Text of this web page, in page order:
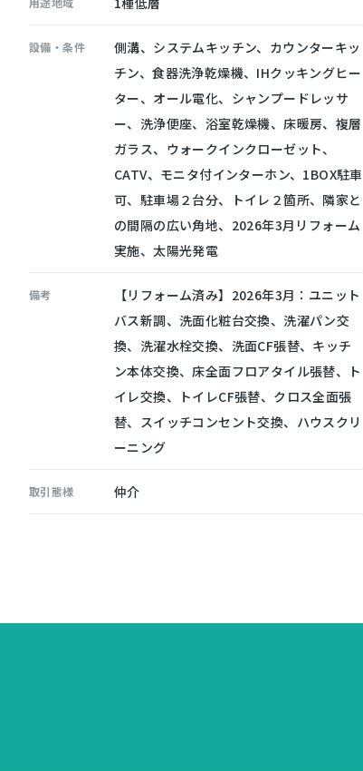
設備・条件
側溝、システムキッチン、カウンターキッ
チン、食器洗浄乾燥機、IHクッキングヒー
ター、オール電化、シャンプードレッサ
ー、洗浄便座、浴室乾燥機、床暖房、複層
ガラス、ウォークインクローゼット、
CATV、モニタ付インターホン、1BOX駐車
可、駐車場２台分、トイレ２箇所、隣家と
の間隔の広い角地、2026年3月リフォーム
実施、太陽光発電
備考
【リフォーム済み】2026年3月：ユニット
バス新調、洗面化粧台交換、洗濯パン交
換、洗濯水栓交換、洗面CF張替、キッチ
ン本体交換、床全面フロアタイル張替、ト
イレ交換、トイレCF張替、クロス全面張
替、スイッチコンセント交換、ハウスクリ
ーニング
取引態様 仲介